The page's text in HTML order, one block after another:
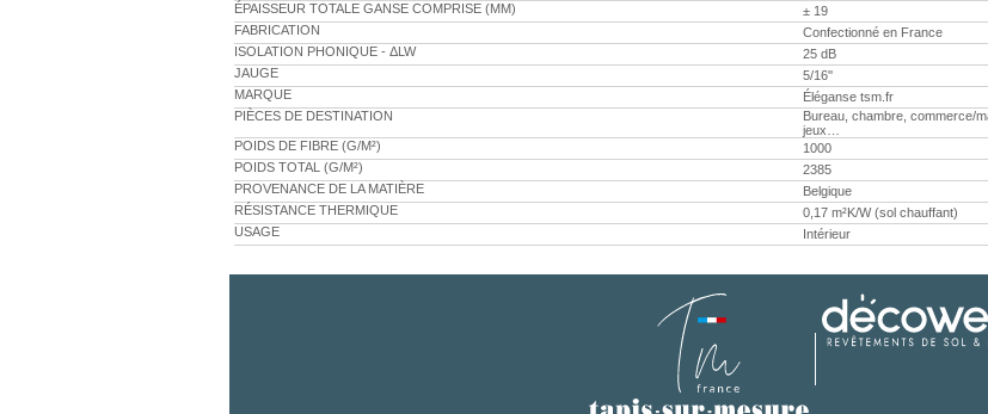
ÉPAISSEUR TOTALE GANSE COMPRISE (MM)
± 19
FABRICATION
Confectionné en France
ISOLATION PHONIQUE - ΔLW
25 dB
JAUGE
5/16''
MARQUE
Éléganse tsm.fr
PIÈCES DE DESTINATION
Bureau, chambre, commerce/
jeux…
POIDS DE FIBRE (G/M²)
1000
POIDS TOTAL (G/M²)
2385
PROVENANCE DE LA MATIÈRE
Belgique
RÉSISTANCE THERMIQUE
0,17 m²K/W (sol chauffant)
USAGE
Intérieur